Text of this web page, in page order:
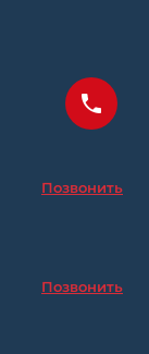
Позвонить
Позвонить